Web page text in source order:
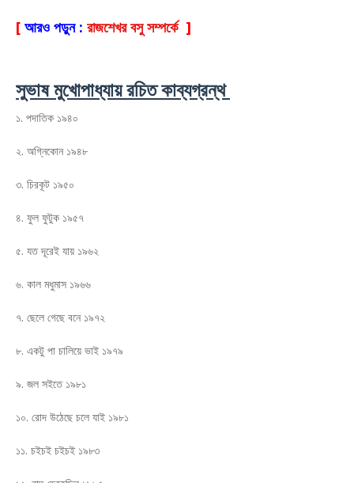
[ আরও পড়ুন : রাজশেখর বসু সম্পর্কে ]
সুভাষ মুখোপাধ্যায় রচিত কাব্যগ্রন্থ
১. পদাতিক ১৯৪০
২. অগ্নিকোন ১৯৪৮
৩. চিরকূট ১৯৫০
৪. ফুল ফুটুক ১৯৫৭
৫. যত দূরেই যায় ১৯৬২
৬. কাল মধুমাস ১৯৬৬
৭. ছেলে গেছে বনে ১৯৭২
৮. একটু পা চালিয়ে ভাই ১৯৭৯
৯. জল সইতে ১৯৮১
১০. রোদ উঠেছে চলে যাই ১৯৮১
১১. চইচই চইচই ১৯৮৩